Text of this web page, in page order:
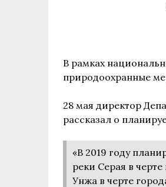
В рамках
природоохранные
28 мая директор
рассказал о
«В 2019 году
реки Серая в
Унжа в черте